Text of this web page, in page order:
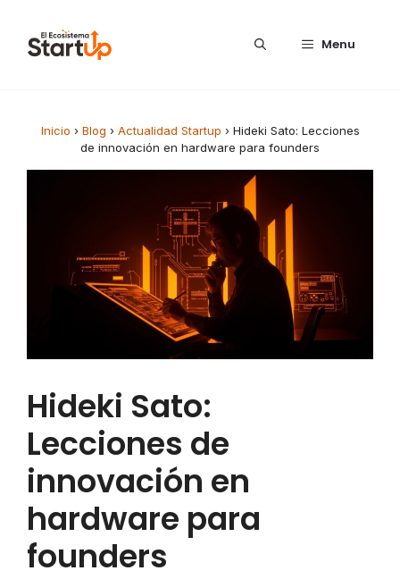
Menu
Inicio › Blog › Actualidad Startup › Hideki Sato: Lecciones
de innovación en hardware para founders
Hideki Sato:
Lecciones de
innovación en
hardware para
founders